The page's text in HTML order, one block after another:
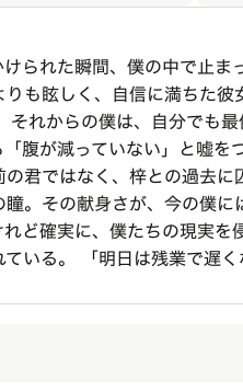
られた瞬間、僕の中で止
も眩しく、自信に満ちた
それからの僕は、自分でも
腹が減っていない」と嘘を
君ではなく、梓との過去
。その献身さが、今の僕
ど確実に、僕たちの現実
いる。 「明日は残業で遅く